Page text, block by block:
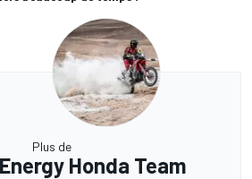
Plus de
Honda Team